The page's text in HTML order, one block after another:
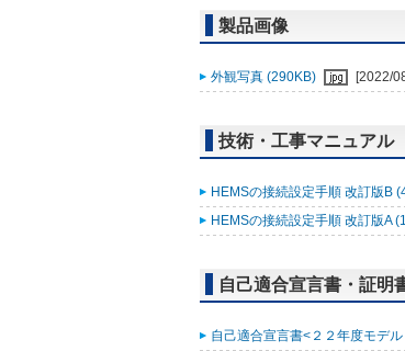
製品画像
外観写真 (290KB) [2022/
技術・工事マニュアル
HEMSの接続設定手順 改訂版B
HEMSの接続設定手順 改訂版A
自己適合宣言書・証明
自己適合宣言書<２２年度モデ